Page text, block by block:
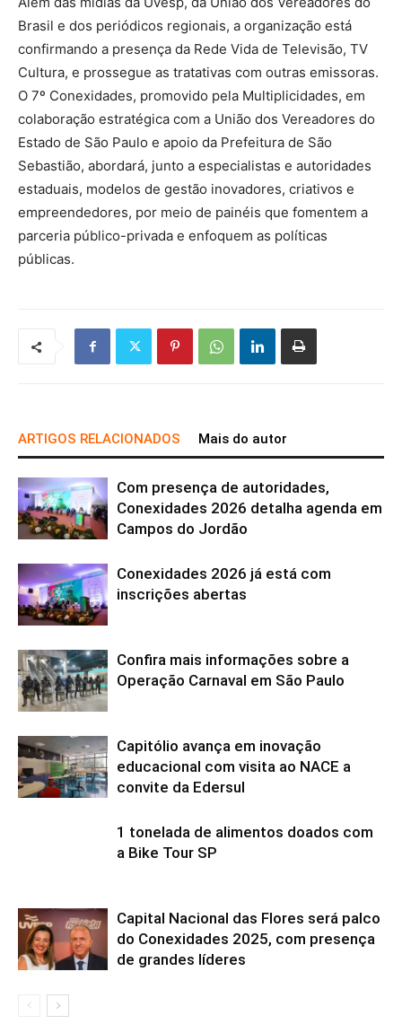
Brasil e dos periódicos regionais, a organização está
confirmando a presença da Rede Vida de Televisão, TV
Cultura, e prossegue as tratativas com outras emissoras.
O 7º Conexidades, promovido pela Multiplicidades, em
colaboração estratégica com a União dos Vereadores do
Estado de São Paulo e apoio da Prefeitura de São
Sebastião, abordará, junto a especialistas e autoridades
estaduais, modelos de gestão inovadores, criativos e
empreendedores, por meio de painéis que fomentem a
parceria público-privada e enfoquem as políticas
públicas.
ARTIGOS RELACIONADOS Mais do autor
Com presença de autoridades,
Conexidades 2026 detalha agenda em
Campos do Jordão
Conexidades 2026 já está com
inscrições abertas
Confira mais informações sobre a
Operação Carnaval em São Paulo
Capitólio avança em inovação
educacional com visita ao NACE a
convite da Edersul
1 tonelada de alimentos doados com
a Bike Tour SP
Capital Nacional das Flores será palco
do Conexidades 2025, com presença
de grandes líderes